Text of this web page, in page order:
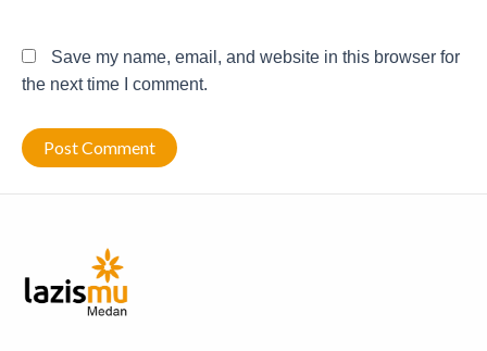
Save my name, email, and website in this browser for
the next time I comment.